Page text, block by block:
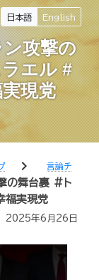
日本語 English
ン攻撃の
エル #
現党
chevron_right
言論チ
撃の舞台裏 #ト
福実現党
2025年6月26日